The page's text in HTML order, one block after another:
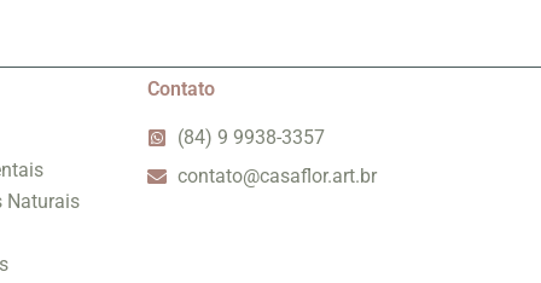
Naturais
Contato
(84) 9 9938-3357
contato@casaflor.art.br